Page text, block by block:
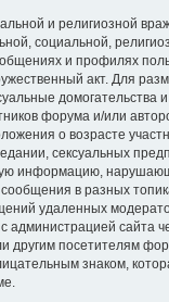
и религиозной
социальной,
и профилях
акт. Для
домогательства и
форума и/или
о возрасте
сексуальных
информацию,
сообщения в разных
удаленных
администрацией сайта
другим посетителям
знаком,